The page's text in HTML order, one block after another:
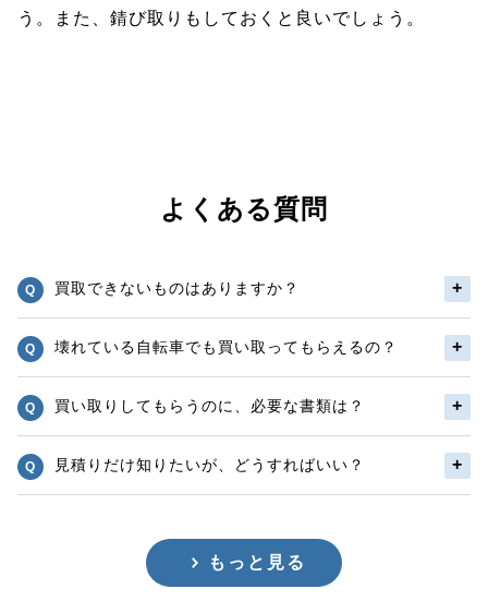
う。また、錆び取りもしておくと良いでしょう。
よくある質問
買取できないものはありますか？
壊れている自転車でも買い取ってもらえるの？
買い取りしてもらうのに、必要な書類は？
見積りだけ知りたいが、どうすればいい？
もっと見る